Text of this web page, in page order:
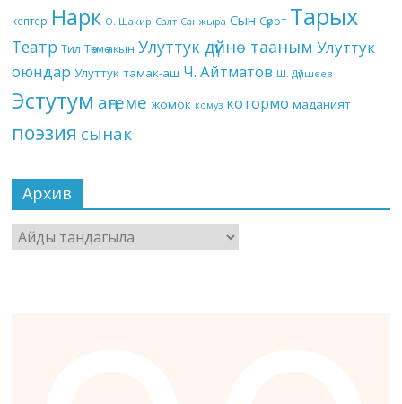
кептер Нарк О. Шакир Салт Санжыра Сын Сүрөт Тарых
Театр Тил Төкмө акын Улуттук дүйнө тааным Улуттук
оюндар Улуттук тамак-аш Ч. Айтматов Ш. Дүйшеев
Эстутум аңгеме жомок комуз котормо маданият
поэзия сынак
Архив
Архив